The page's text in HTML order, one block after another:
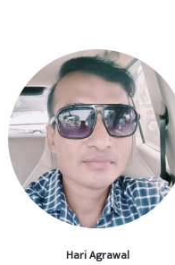
Hari Agrawal